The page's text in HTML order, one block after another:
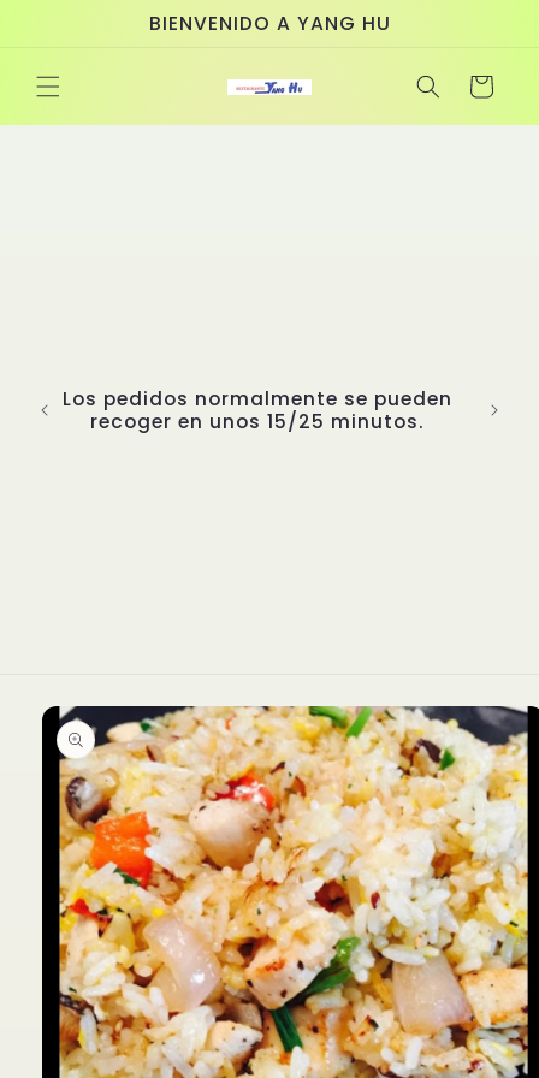
BIENVENIDO A YANG HU
Carrito
Los pedidos normalmente se pueden
recoger en unos 15/25 minutos.
directamente
información
del producto